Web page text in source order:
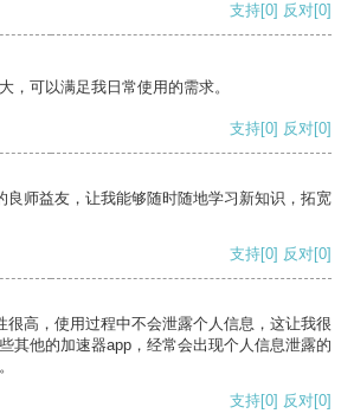
支持[0] 反对[0]
，可以满足我日常使用的需求。
支持[0] 反对[0]
良师益友，让我能够随时随地学习新知识，拓宽
支持[0] 反对[0]
很高，使用过程中不会泄露个人信息，这让我很
其他的加速器app，经常会出现个人信息泄露的
支持[0] 反对[0]